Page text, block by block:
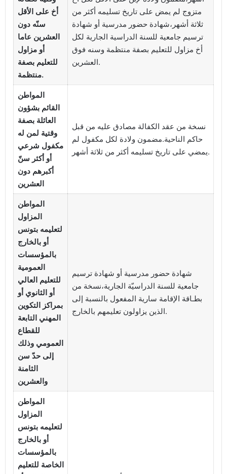
أخ على الأقل
سنّه دون
العشرين عاما
أو مزاول
للتعليم بصفة
منتظمة.
متزوج لم يمض على تاريخ تسليمه أكثر من
ثلاثة أشهر،شهادة حضور مدرسية أو شهادة
ترسيم جامعية للسنة الدراسية الجارية لكل
أخ مزاول للتعليم بصفة منتظمة وسنه فوق
العشرين.
المواطن
القائم بشؤون
العائلة بصفة
وقتية لمن له
مكفول شرعي
أو أكثر سنّ
أكبرهم دون
العشرين
نسخة من عقد الكفالة مصادق عليه من قبل
حاكم الناحية.مضمون ولادة لكل مكفول لم
يمضي على تاريخ تسليمه أكثر من ثلاثة أشهر.
المواطن
المزاول
لتعليمه بتونس
أو بالخارج
بالمؤسسات
العمومية
للتعليم العالي
أو الثانوي أو
بمراكز التكوين
المهني التابعة
للقطاع
العمومي وذلك
إلى حدّ سن
الثامنة
والعشرين
شهادة حضور مدرسية أو شهادة ترسيم
جامعية للسنة الدراسيّة الجارية،نسخة من
بطـاقة الإقامة سارية المفعول بالنسبة إلى
الذين يزاولون تعليمهم بالخارج.
المواطن
المزاول
لتعليمه بتونس
أو بالخارج
بالمؤسسات
الخاصة للتعليم